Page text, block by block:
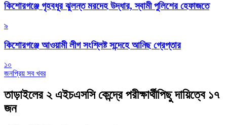
কিশোরগঞ্জে গৃহবধূর ঝুলন্ত মরদেহ উদ্ধার, স্বামী পুলিশের হেফাজতে
৯
কিশোরগঞ্জে আওয়ামী লীগ সংশ্লিষ্ট সন্দেহে আনিছ গ্রেপ্তার
১০
জনপ্রিয় সব খবর
তাড়াইলের ২ এইচএসসি কেন্দ্রে পরীক্ষার্থীপিছু দায়িত্বে ১৭
জন